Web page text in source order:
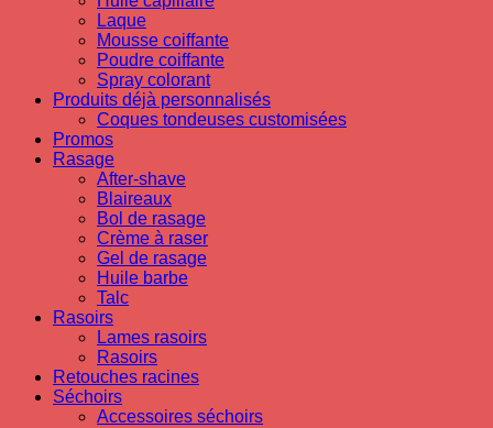
Laque
Mousse coiffante
Poudre coiffante
Spray colorant
Produits déjà personnalisés
Coques tondeuses customisées
Promos
Rasage
After-shave
Blaireaux
Bol de rasage
Crème à raser
Gel de rasage
Huile barbe
Talc
Rasoirs
Lames rasoirs
Rasoirs
Retouches racines
Séchoirs
Accessoires séchoirs